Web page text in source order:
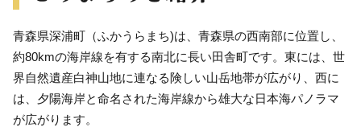
青森県深浦町（ふかうらまち)は、青森県の西南部に位置し、
約80kmの海岸線を有する南北に長い田舎町です。東には、世
界自然遺産白神山地に連なる険しい山岳地帯が広がり、西に
は、夕陽海岸と命名された海岸線から雄大な日本海パノラマ
が広がります。